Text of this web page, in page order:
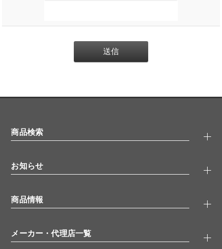
商品検索
タンパク質検索
ELISA/ELISpot検索
品番検索
お知らせ
無料サンプル
ウェビナー （オンラインセミナー）
学会・展示スケジュール
商品情報
抗体
メーカー・代理店一覧